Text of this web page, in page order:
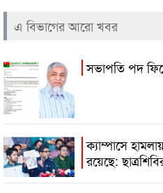
এ বিভাগের আরো খবর
সভাপতি পদ
ক্যাম্পাসে
রয়েছে: